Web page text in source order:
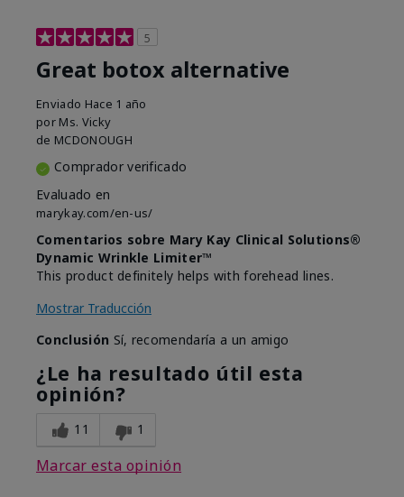
5
Great botox alternative
Enviado Hace 1 año
por Ms. Vicky
de MCDONOUGH
Comprador verificado
Evaluado en
marykay.com/en-us/
Comentarios sobre Mary Kay Clinical Solutions®
Dynamic Wrinkle Limiter™
This product definitely helps with forehead lines.
Mostrar Traducción
Conclusión Sí, recomendaría a un amigo
¿Le ha resultado útil esta
opinión?
11 1
Marcar esta opinión